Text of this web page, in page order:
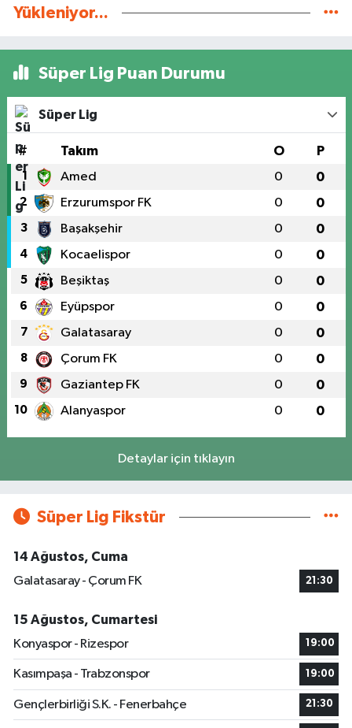
Yükleniyor...
Süper Lig Puan Durumu
Süper Lig
# Takım O P
1 Amed 0 0
2 Erzurumspor FK 0 0
3 Başakşehir 0 0
4 Kocaelispor 0 0
5 Beşiktaş 0 0
6 Eyüpspor 0 0
7 Galatasaray 0 0
8 Çorum FK 0 0
9 Gaziantep FK 0 0
10 Alanyaspor 0 0
Detaylar için tıklayın
Süper Lig Fikstür
14 Ağustos, Cuma
Galatasaray - Çorum FK
21:30
15 Ağustos, Cumartesi
Konyaspor - Rizespor
19:00
Kasımpaşa - Trabzonspor 19:00
Gençlerbirliği S.K. - Fenerbahçe 21:30